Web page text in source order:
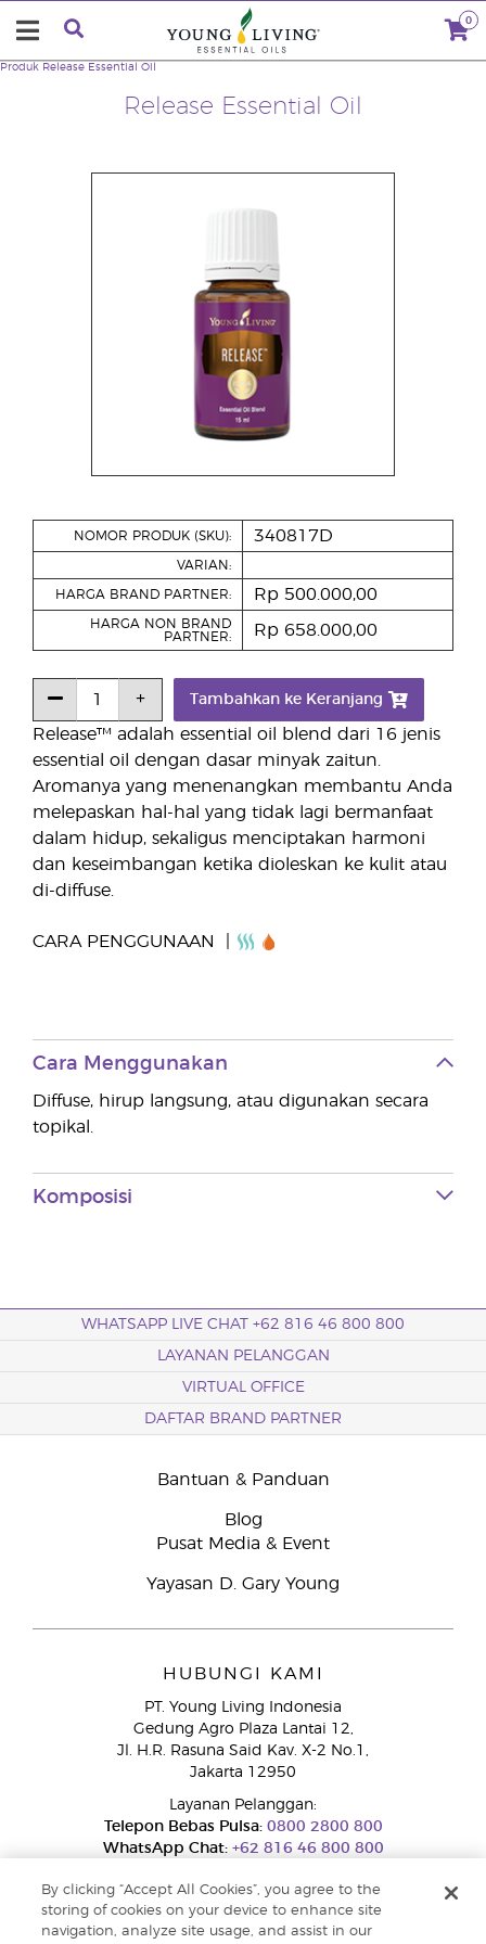
0
Release Essential Oil
Produk Release Essential Oil
Release™ adalah essential oil blend dari 16 jenis
essential oil dengan dasar minyak zaitun.
Aromanya yang menenangkan membantu Anda
melepaskan hal-hal yang tidak lagi bermanfaat
dalam hidup, sekaligus menciptakan harmoni
dan keseimbangan ketika dioleskan ke kulit atau
di-diffuse.
CARA PENGGUNAAN
NOMOR PRODUK (SKU): 340817D
VARIAN:
HARGA BRAND PARTNER: Rp 500.000,00
HARGA NON BRAND
PARTNER:
Rp 658.000,00
Tambahkan ke Keranjang
Cara Menggunakan
Diffuse, hirup langsung, atau digunakan secara
topikal.
Komposisi
WHATSAPP LIVE CHAT +62 816 46 800 800
LAYANAN PELANGGAN
VIRTUAL OFFICE
DAFTAR BRAND PARTNER
Bantuan & Panduan
Blog
Pusat Media & Event
Yayasan D. Gary Young
HUBUNGI KAMI
PT. Young Living Indonesia
Gedung Agro Plaza Lantai 12,
Jl. H.R. Rasuna Said Kav. X-2 No.1,
Jakarta 12950
Layanan Pelanggan:
Telepon Bebas Pulsa:0800 2800 800
WhatsApp Chat:+62 816 46 800 800
By clicking “Accept All Cookies”, you agree to the
storing of cookies on your device to enhance site
navigation, analyze site usage, and assist in our